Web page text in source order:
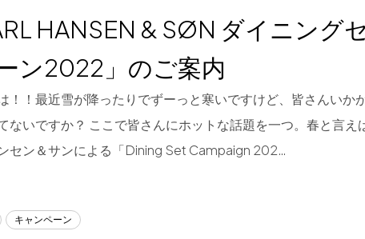
HANSEN & SØN ダイニング
ン2022」のご案内
！！最近雪が降ったりでずーっと寒いですけど、皆さんいか
ないですか？ ここで皆さんにホットな話題を一つ。春と言え
セン＆サンによる「Dining Set Campaign 202…
キャンペーン